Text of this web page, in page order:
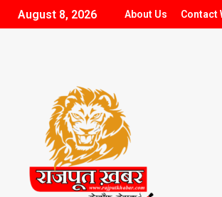
August 8, 2026 About Us Contact